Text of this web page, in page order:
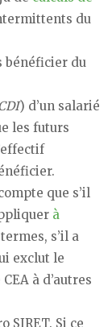
du
bénéficier du
) d’un salarié
les futurs
que s’il
à
s’il a
exclut le
à d’autres
SIRET. Si ce